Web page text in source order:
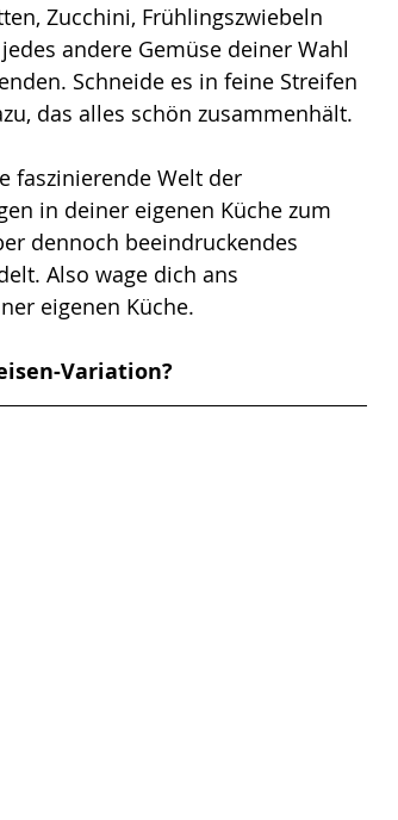
Zucchini, Frühlingszwiebeln
andere Gemüse deiner Wahl
Schneide es in feine Streifen
das alles schön zusammenhält.
faszinierende Welt der
in deiner eigenen Küche zum
dennoch beeindruckendes
Also wage dich ans
eigenen Küche.
Variation?